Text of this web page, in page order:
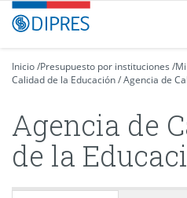
Contenido
principalDIPRES
-
de
Presupuestos
Inicio/Presupuesto por instituciones /
Calidad de la Educación/Agencia de
Agencia de
de la